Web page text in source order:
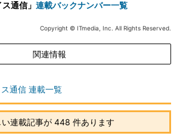
通信」 連載バックナンバー一覧
Copyright © ITmedia, Inc. All Rights Reserved.
関連情報
通信 連載一覧
い連載記事が 448 件あります